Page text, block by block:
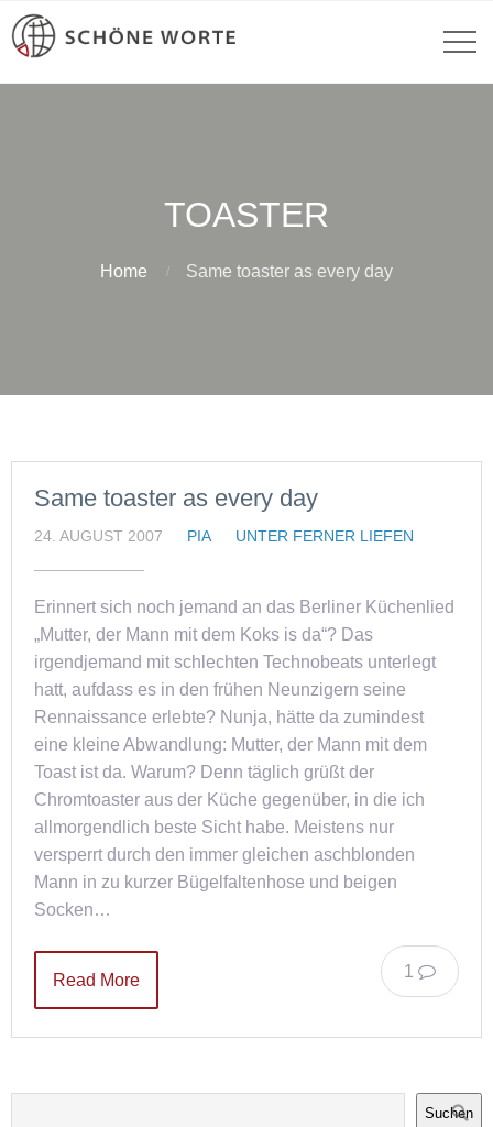
TOASTER
Home Same toaster as every day
Same toaster as every day
24. AUGUST 2007 PIA UNTER FERNER LIEFEN
Erinnert sich noch jemand an das Berliner Küchenlied
„Mutter, der Mann mit dem Koks is da“? Das
irgendjemand mit schlechten Technobeats unterlegt
hatt, aufdass es in den frühen Neunzigern seine
Rennaissance erlebte? Nunja, hätte da zumindest
eine kleine Abwandlung: Mutter, der Mann mit dem
Toast ist da. Warum? Denn täglich grüßt der
Chromtoaster aus der Küche gegenüber, in die ich
allmorgendlich beste Sicht habe. Meistens nur
versperrt durch den immer gleichen aschblonden
Mann in zu kurzer Bügelfaltenhose und beigen
Socken…
1
Read More
Suchen